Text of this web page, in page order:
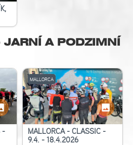
A PODZIMNÍ
-
MALLORCA
MALLORCA - CLASSIC -
9.4. - 18.4.2026